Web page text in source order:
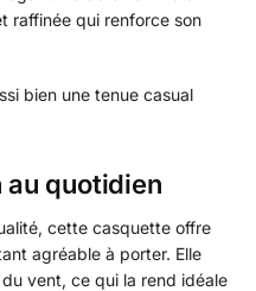
raffinée qui renforce son
bien une tenue casual
quotidien
cette casquette offre
agréable à porter. Elle
vent, ce qui la rend idéale